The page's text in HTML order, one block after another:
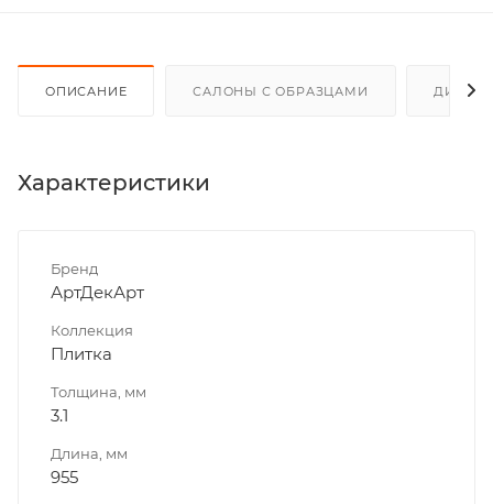
ОПИСАНИЕ САЛОНЫ С ОБРАЗЦАМИ
Характеристики
Бренд
АртДекАрт
Коллекция
Плитка
Толщина, мм
3.1
Длина, мм
955